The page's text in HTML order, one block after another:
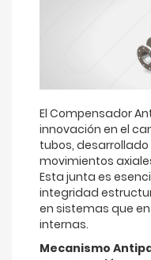
El Compensador
innovación en el
tubos,
movimientos
Esta junta es
integridad
en sistemas que
internas.
Mecanismo